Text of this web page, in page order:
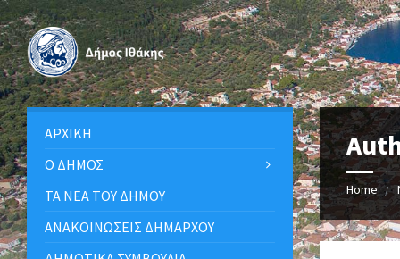
Home
ΑΡΧΙΚΉ
Ο ΔΉΜΟΣ
ΤΑ ΝΈΑ ΤΟΥ ΔΉΜΟΥ
ΑΝΑΚΟΙΝΩΣΕΙΣ ΔΗΜΑΡΧΟΥ